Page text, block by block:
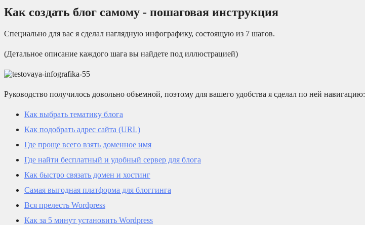
Как создать блог самому - пошаговая инструкция
Специально для вас я сделал наглядную инфографику, состоящую из 7 шагов.
(Детальное описание каждого шага вы найдете под иллюстрацией)
Руководство получилось довольно объемной, поэтому для вашего удобства я сделал по ней навигацию:
Как выбрать тематику блога
Как подобрать адрес сайта (URL)
Где проще всего взять доменное имя
Где найти бесплатный и удобный сервер для блога
Как быстро связать домен и хостинг
Самая выгодная платформа для блоггинга
Вся прелесть Wordpress
Как за 5 минут установить Wordpress